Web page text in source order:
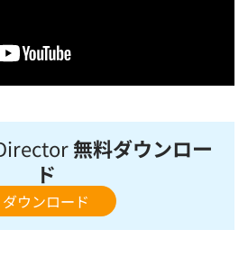
無料ダウンロー
ド
ダウンロード